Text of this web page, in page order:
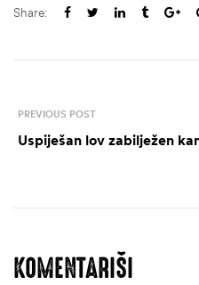
Share:
PREVIOUS POST
Uspiješan lov zabilježen
KOMENTARIŠI